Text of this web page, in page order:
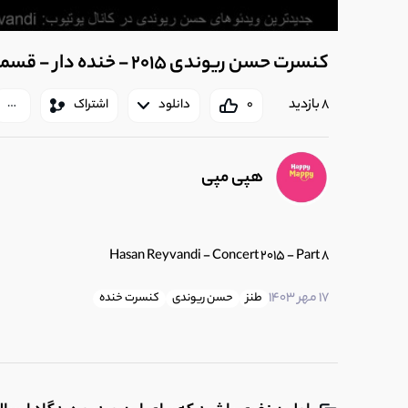
کنسرت حسن ریوندی 2015 - خنده دار - قسمت 8
0 دانلود اشتراک 8 بازدید
هپی مپی
Hasan Reyvandi - Concert 2015 - Part 8
17 مهر 1403
طنز حسن ریوندی کنسرت خنده